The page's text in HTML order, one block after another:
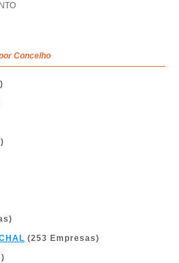
Concelho
(253 Empresas)